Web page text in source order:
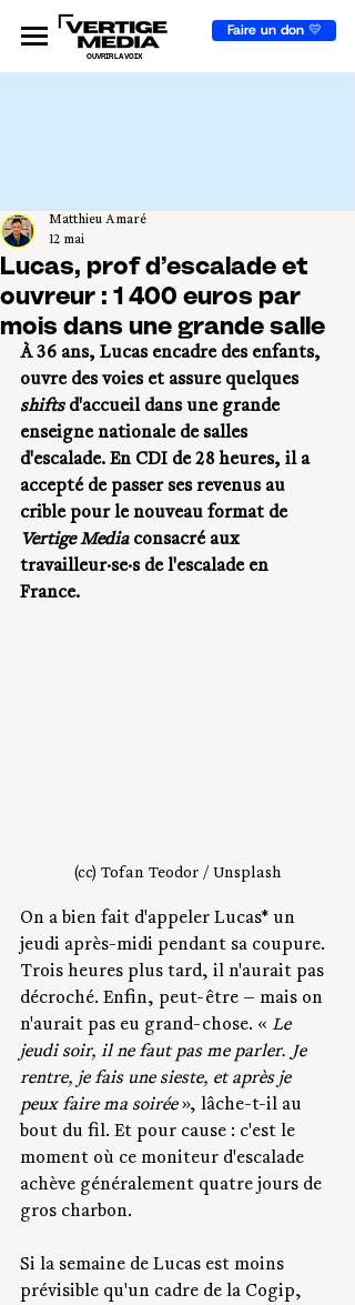
Faire un don 💛
OUVRIR LA VOIX
Lucas, prof d’escalade et
ouvreur : 1 400 euros par
mois dans une grande salle
Matthieu Amaré
12 mai
À 36 ans, Lucas encadre des enfants,
ouvre des voies et assure quelques
shifts d'accueil dans une grande
enseigne nationale de salles
d'escalade. En CDI de 28 heures, il a
accepté de passer ses revenus au
crible pour le nouveau format de
Vertige Media consacré aux
travailleur·se·s de l'escalade en
France.
(cc) Tofan Teodor / Unsplash
On a bien fait d'appeler Lucas* un
jeudi après-midi pendant sa coupure.
Trois heures plus tard, il n'aurait pas
décroché. Enfin, peut-être — mais on
n'aurait pas eu grand-chose. « Le
jeudi soir, il ne faut pas me parler. Je
rentre, je fais une sieste, et après je
peux faire ma soirée », lâche-t-il au
bout du fil. Et pour cause : c'est le
moment où ce moniteur d'escalade
achève généralement quatre jours de
gros charbon.
Si la semaine de Lucas est moins
prévisible qu'un cadre de la Cogip,